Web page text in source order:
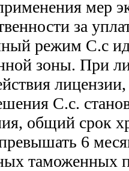
мер
за
режим С.с
зоны. При
С.с.
общий срок
6
таможенных